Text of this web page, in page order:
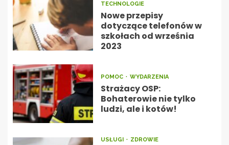
TECHNOLOGIE
Nowe przepisy
dotyczące telefonów w
szkołach od września
2023
POMOC WYDARZENIA
Strażacy OSP:
Bohaterowie nie tylko
ludzi, ale i kotów!
USŁUGI ZDROWIE